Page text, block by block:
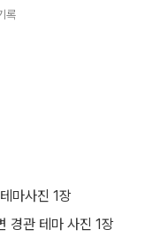
록
마사진 1장
경관 테마 사진 1장